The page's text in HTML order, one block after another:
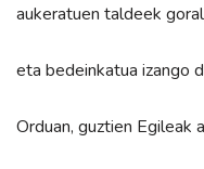
aukeratuen taldeek
eta bedeinkatua izango
Orduan, guztien Egileak